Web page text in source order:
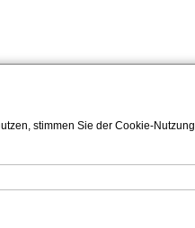
stimmen Sie der Cookie-